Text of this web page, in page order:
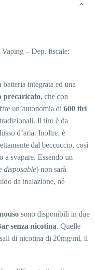
– Dep. fiscale:
batteria integrata ed una
precaricato, che con
un’autonomia di 600 tiri
Il tiro è da
d’aria. Inoltre, è
dal beccuccio, così
a svapare. Essendo un
disposable) non sarà
da inalazione, né
sono disponibili in due
senza nicotina. Quelle
di nicotina di 20mg/ml, il